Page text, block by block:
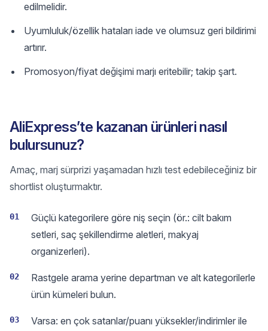
edilmelidir.
Uyumluluk/özellik hataları iade ve olumsuz geri bildirimi
artırır.
Promosyon/fiyat değişimi marjı eritebilir; takip şart.
AliExpress’te kazanan ürünleri nasıl
bulursunuz?
Amaç, marj sürprizi yaşamadan hızlı test edebileceğiniz bir
shortlist oluşturmaktır.
01
Güçlü kategorilere göre niş seçin (ör.: cilt bakım
setleri, saç şekillendirme aletleri, makyaj
organizerleri).
02
Rastgele arama yerine departman ve alt kategorilerle
ürün kümeleri bulun.
03
Varsa: en çok satanlar/puanı yüksekler/indirimler ile